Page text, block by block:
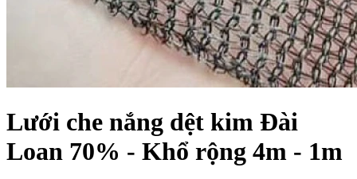
Lưới che nắng dệt kim Đài
Loan 70% - Khổ rộng 4m - 1m